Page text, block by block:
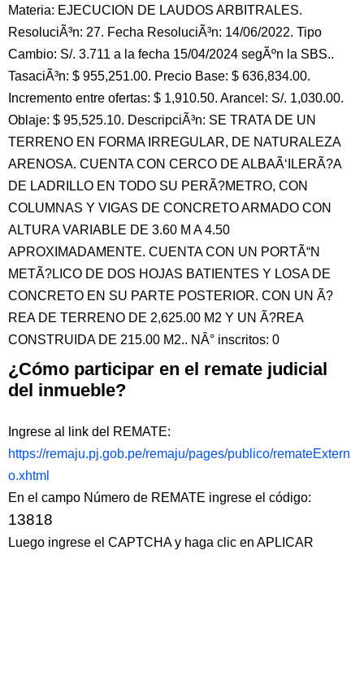
Materia: EJECUCION DE LAUDOS ARBITRALES.
ResoluciÃ³n: 27. Fecha ResoluciÃ³n: 14/06/2022. Tipo
Cambio: S/. 3.711 a la fecha 15/04/2024 segÃºn la SBS..
TasaciÃ³n: $ 955,251.00. Precio Base: $ 636,834.00.
Incremento entre ofertas: $ 1,910.50. Arancel: S/. 1,030.00.
Oblaje: $ 95,525.10. DescripciÃ³n: SE TRATA DE UN
TERRENO EN FORMA IRREGULAR, DE NATURALEZA
ARENOSA. CUENTA CON CERCO DE ALBAÃ‘ILERÃ?A
DE LADRILLO EN TODO SU PERÃ?METRO, CON
COLUMNAS Y VIGAS DE CONCRETO ARMADO CON
ALTURA VARIABLE DE 3.60 M A 4.50
APROXIMADAMENTE. CUENTA CON UN PORTÃ“N
METÃ?LICO DE DOS HOJAS BATIENTES Y LOSA DE
CONCRETO EN SU PARTE POSTERIOR. CON UN Ã?
REA DE TERRENO DE 2,625.00 M2 Y UN Ã?REA
CONSTRUIDA DE 215.00 M2.. NÂ° inscritos: 0
¿Cómo participar en el remate judicial
del inmueble?
Ingrese al link del REMATE:
https://remaju.pj.gob.pe/remaju/pages/publico/remateExtern
o.xhtml
En el campo Número de REMATE ingrese el código:
13818
Luego ingrese el CAPTCHA y haga clic en APLICAR